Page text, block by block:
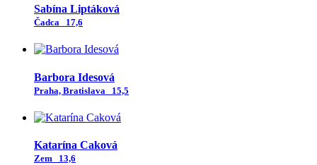
Sabína Liptáková
Čadca 17,6
Barbora Idesová
Praha, Bratislava 15,5
Katarína Caková
Zem 13,6